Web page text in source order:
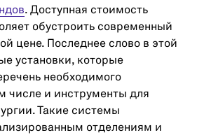
. Доступная стоимость
обустроить современный
цене. Последнее слово в этой
установки, которые
необходимого
числе и инструменты для
Такие системы
отделениям и